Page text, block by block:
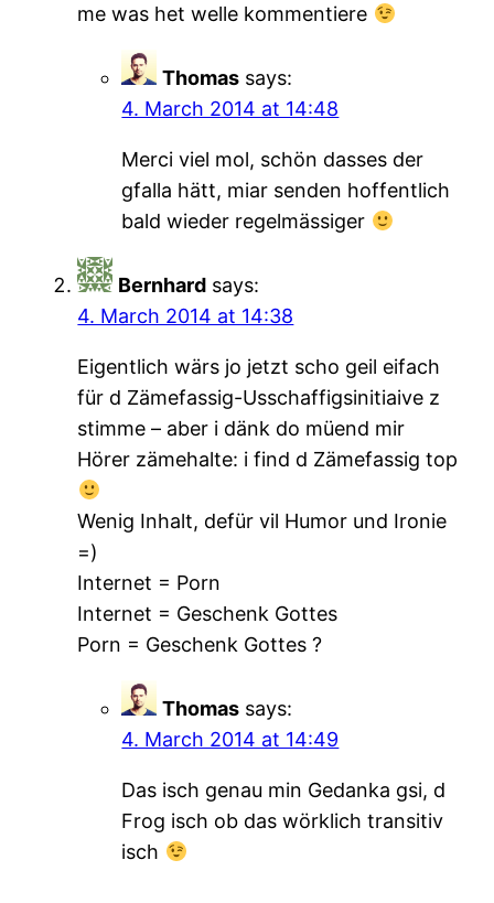
me was het welle kommentiere
Thomas says:
4. March 2014 at 14:48
Merci viel mol, schön dasses der
gfalla hätt, miar senden hoffentlich
bald wieder regelmässiger
Bernhard says:
4. March 2014 at 14:38
Eigentlich wärs jo jetzt scho geil eifach
für d Zämefassig-Usschaffigsinitiaive z
stimme – aber i dänk do müend mir
Hörer zämehalte: i find d Zämefassig top
Wenig Inhalt, defür vil Humor und Ironie
=)
Internet = Porn
Internet = Geschenk Gottes
Porn = Geschenk Gottes ?
Thomas says:
4. March 2014 at 14:49
Das isch genau min Gedanka gsi, d
Frog isch ob das wörklich transitiv
isch